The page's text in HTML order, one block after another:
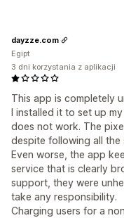
This app is completely
I installed it to set up
does not work. The
despite following all the
Even worse, the app
service that is clearly
support, they were
take any responsibility.
Charging users for a
dayzze.com
Egipt
3 dni korzystania z aplikacji